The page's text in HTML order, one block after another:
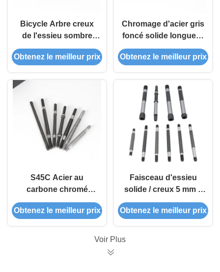
Bicycle Arbre creux
de l'essieu sombre
Gary longueur
personnalisée Arbre
Obtenez le meilleur prix
Chromage d'acier gris
foncé solide longueur
d'essieu
personnalisée
Obtenez le meilleur prix
S45C Acier au
carbone chromé
Arbre creux solide
pour vélo
Obtenez le meilleur prix
Faisceau d'essieu
solide / creux 5 mm 6
mm 12 mm 15 mm
Diamètre
Obtenez le meilleur prix
Voir Plus